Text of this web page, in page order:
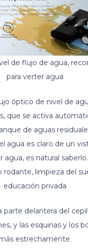
de flujo de agua,
para verter agua
óptico de nivel de
que se activa
de aguas
agua es claro de un
agua, es natural saberlo.
rodante, limpieza del
educación privada
parte delantera del
y las esquinas y los
estrechamente.